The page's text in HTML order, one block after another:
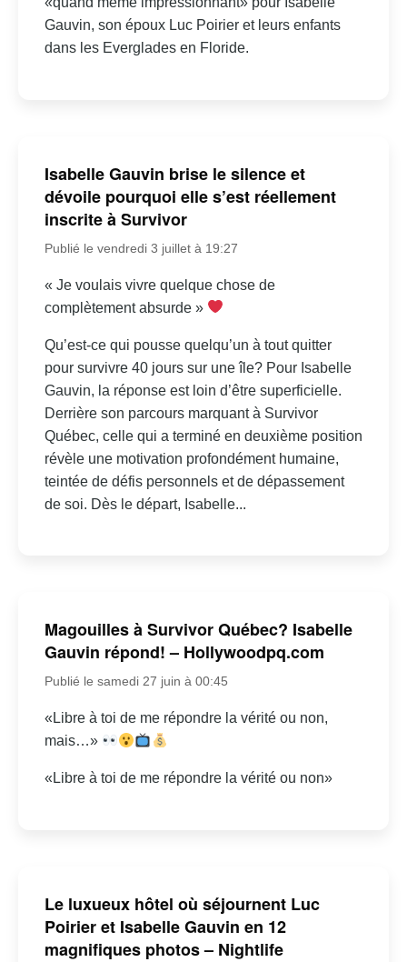
Gauvin, son époux Luc Poirier et leurs enfants
dans les Everglades en Floride.
Isabelle Gauvin brise le silence et
dévoile pourquoi elle s’est réellement
inscrite à Survivor
Publié le vendredi 3 juillet à 19:27
« Je voulais vivre quelque chose de
complètement absurde »
Qu’est-ce qui pousse quelqu’un à tout quitter
pour survivre 40 jours sur une île? Pour Isabelle
Gauvin, la réponse est loin d’être superficielle.
Derrière son parcours marquant à Survivor
Québec, celle qui a terminé en deuxième position
révèle une motivation profondément humaine,
teintée de défis personnels et de dépassement
de soi. Dès le départ, Isabelle...
Magouilles à Survivor Québec? Isabelle
Gauvin répond! – Hollywoodpq.com
Publié le samedi 27 juin à 00:45
«Libre à toi de me répondre la vérité ou non,
mais…»
«Libre à toi de me répondre la vérité ou non»
Le luxueux hôtel où séjournent Luc
Poirier et Isabelle Gauvin en 12
magnifiques photos – Nightlife